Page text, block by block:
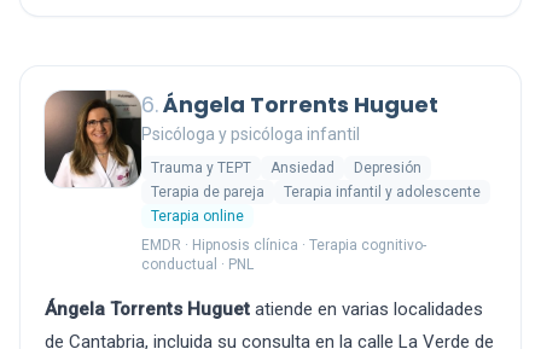
6.Ángela Torrents Huguet
Psicóloga y psicóloga infantil
Trauma y TEPT Ansiedad
Depresión
Terapia de pareja
Terapia infantil y adolescente
Terapia online
EMDR · Hipnosis clínica · Terapia cognitivo-
conductual · PNL
Ángela Torrents Huguet atiende en varias localidades
de Cantabria, incluida su consulta en la calle La Verde de